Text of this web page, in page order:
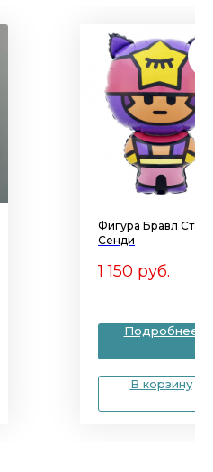
Фигура Бравл Старс
Сенди
1 150 руб.
Подробнее
В корзину